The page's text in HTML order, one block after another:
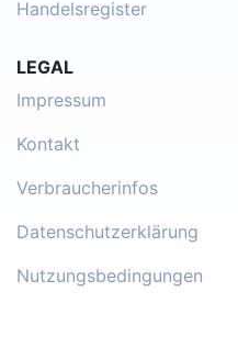
Handelsregister
LEGAL
Impressum
Kontakt
Verbraucherinfos
Datenschutzerklärung
Nutzungsbedingungen